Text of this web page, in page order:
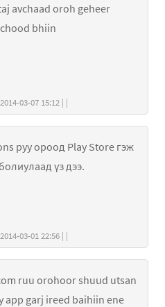
avchaad oroh geheer
bhiin
Зочин хэзээ бичсэн: 2014-03-07 15:12 | |
руу ороод Play Store гэж
үз дээ.
хэзээ бичсэн: 2014-03-01 22:56 | |
ruu orohoor shuud utsan
app garj ireed baihiin ene